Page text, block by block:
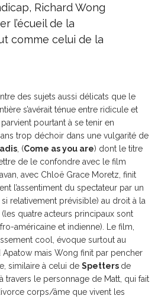
Richard Wong
l’écueil de la
comme celui de la
des sujets aussi délicats que le
s’avérait ténue entre ridicule et
pourtant à se tenir en
trop déchoir dans une vulgarité de
, (Come as you are) dont le titre
de le confondre avec le film
avec Chloë Grace Moretz, finit
l’assentiment du spectateur par un
relativement prévisible) au droit à la
quatre acteurs principaux sont
américaine et indienne). Le film,
cool, évoque surtout au
mais Wong finit par pencher
similaire à celui de Spetters de
travers le personnage de Matt, qui fait
corps/âme que vivent les